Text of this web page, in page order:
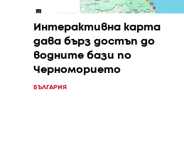
Интерактивна карта
дава бърз достъп до
водните бази по
Черноморието
БЪЛГАРИЯ